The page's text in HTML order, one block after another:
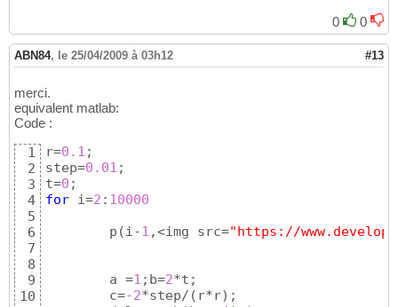
0 0
ABN84, le 25/04/2009 à 03h12 #13
merci.
equivalent matlab:
Code :
1
2
3
4
5
6
7
8
9
10
r=0.1 ;
step=0. 01 ;
t=0
for i=2 : 10000
	p
(i-1 ,<img src="https://
	a =
1 ;b=2*t;
        c=
-2*step/ ( r*r) ;